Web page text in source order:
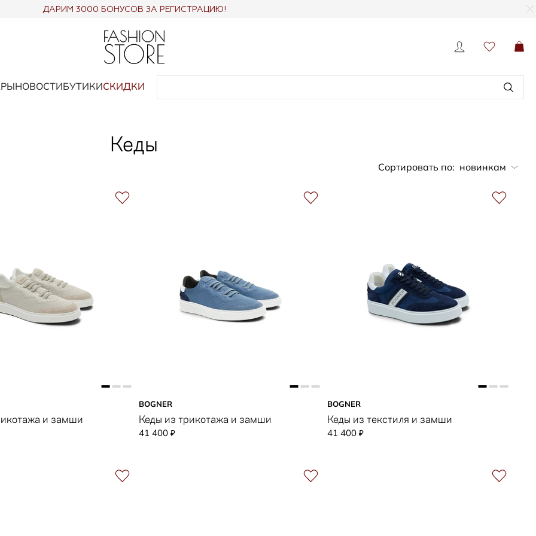
ДАРИМ 3000 БОНУСОВ ЗА РЕГИСТРАЦИЮ!
НОВОСТИБУТИКИСКИДКИ
Кеды
Сортировать по: новинкам
и замши
BOGNER
Кеды из трикотажа и замши
41 400 ₽
BOGNER
Кеды из текстиля и замши
41 400 ₽